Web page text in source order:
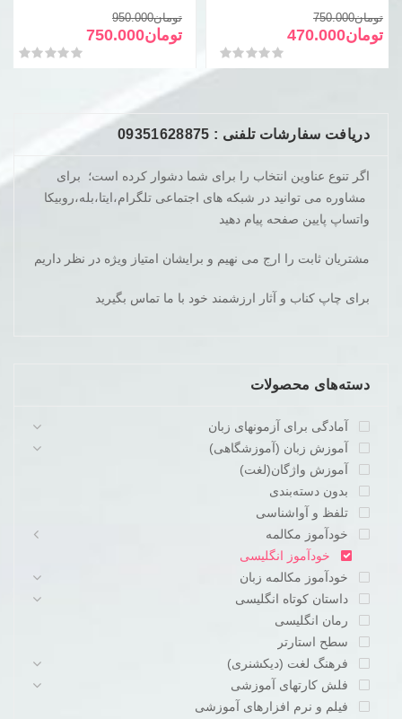
تومان750.000قیمت
اصلی
تومان750.000
بود.
تومان470.000
قیمت
فعلی
تومان470.000
است.
امتیاز0از 5
تومان950.000قیمت
اصلی
تومان950.000
تومان750.000
قیمت
فعلی
تومان750.000
امتیاز0از 5
دریافت سفارشات تلفنی : 09351628875
اگر تنوع عناوین انتخاب را برای شما دشوار کرده است؛ برای
مشاوره می توانید در شبکه های اجتماعی تلگرام،ایتا،بله،روبیکا
واتساپ پایین صفحه پیام دهید
مشتریان ثابت را ارج می نهیم و برایشان امتیاز ویژه در نظر داریم
برای چاپ کناب و آثار ارزشمند خود با ما تماس بگیرید
دسته‌های محصولات
آمادگی برای آزمونهای زبان
آموزش زبان (آموزشگاهی)
آموزش واژگان(لغت)
بدون دسته‌بندی
تلفظ و آواشناسی
خودآموز مکالمه
خودآموز انگلیسی
خودآموز مکالمه زبان
داستان کوتاه انگلیسی
رمان انگلیسی
سطح استارتر
فرهنگ لغت (دیکشنری)
فلش کارتهای آموزشی
فیلم و نرم افزارهای آموزشی